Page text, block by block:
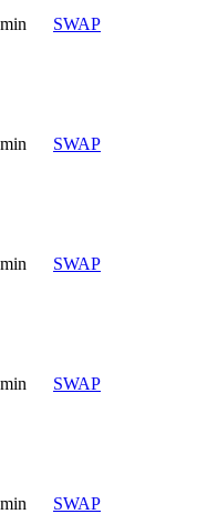
SWAP
SWAP
SWAP
SWAP
SWAP